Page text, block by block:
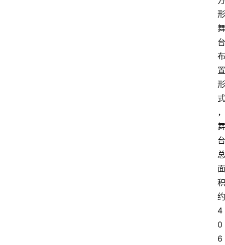
形
舞
台
布
置
形
式
，
舞
台
总
面
积
约
4
0
6